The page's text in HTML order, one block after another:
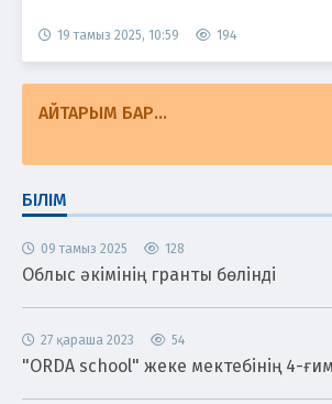
19 тамыз 2025, 10:59 194
АЙТАРЫМ БАР...
БІЛІМ
09 тамыз 2025 128
Облыс әкімінің гранты бөлінді
27 қараша 2023 54
"ORDA school" жеке мектебінің 4-